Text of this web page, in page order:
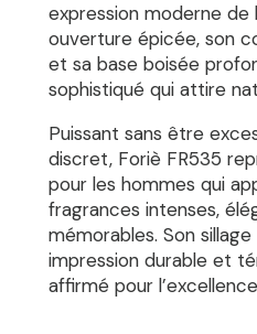
expression moderne de
ouverture épicée, son
et sa base boisée
sophistiqué qui attire
Puissant sans être
discret, Foriè FR535
pour les hommes qui
fragrances intenses,
mémorables. Son
impression durable et
affirmé pour